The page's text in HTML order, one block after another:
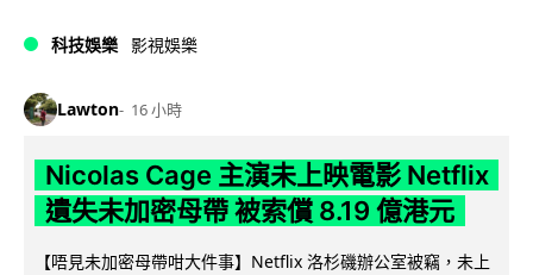
科技娛樂 影視娛樂
Lawton 16 小時
Nicolas Cage 主演未上映電影 Netflix
遺失未加密母帶 被索償 8.19 億港元
【唔見未加密母帶咁大件事】Netflix 洛杉磯辦公室被竊，未上